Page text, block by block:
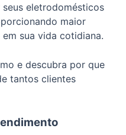
eletrodomésticos
maior
sua vida cotidiana.
e descubra por que
tantos clientes